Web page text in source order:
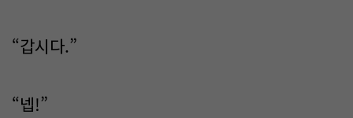
“갑시다.”
“넵!”